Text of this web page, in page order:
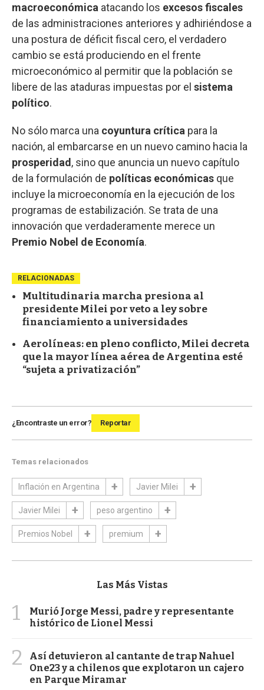
macroeconómica atacando los excesos fiscales
de las administraciones anteriores y adhiriéndose a
una postura de déficit fiscal cero, el verdadero
cambio se está produciendo en el frente
microeconómico al permitir que la población se
libere de las ataduras impuestas por el sistema
político.
No sólo marca una coyuntura crítica para la
nación, al embarcarse en un nuevo camino hacia la
prosperidad, sino que anuncia un nuevo capítulo
de la formulación de políticas económicas que
incluye la microeconomía en la ejecución de los
programas de estabilización. Se trata de una
innovación que verdaderamente merece un
Premio Nobel de Economía.
RELACIONADAS
Multitudinaria marcha presiona al
presidente Milei por veto a ley sobre
financiamiento a universidades
Aerolíneas: en pleno conflicto, Milei decreta
que la mayor línea aérea de Argentina esté
“sujeta a privatización”
¿Encontraste un error? Reportar
Temas relacionados
Inflación en Argentina Javier Milei
Javier Milei peso argentino
Premios Nobel premium
Las Más Vistas
1
Murió Jorge Messi, padre y representante
histórico de Lionel Messi
2
Así detuvieron al cantante de trap Nahuel
One23 y a chilenos que explotaron un cajero
en Parque Miramar